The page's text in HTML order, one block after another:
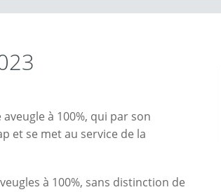
à 100%, qui par son
et se met au service de la
à 100%, sans distinction de